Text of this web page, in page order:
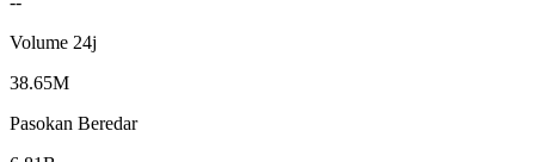
Volume 24j
38.65M
Pasokan Beredar